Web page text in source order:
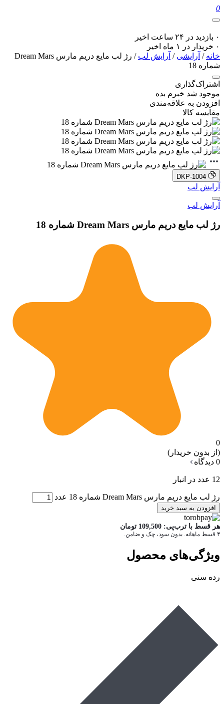
0
۰ بازدید در ۲۴ ساعت اخیر
۰ خریدار در ۱ ماه اخیر
خانه / آرایشی / آرایش لب
/ رژ لب مایع دریم مارس Dream Mars
شماره 18
اشتراک‌گذاری
موجود شد خبرم بده
افزودن به علاقه‌مندی
مقایسه کالا
DKP-1004
آرایش لب
آرایش لب
رژ لب مایع دریم مارس Dream Mars شماره 18
0
(از بدون خریدار)
0 دیدگاه
12 عدد در انبار
رژ لب مایع دریم مارس Dream Mars شماره 18 عدد
افزودن به سبد خرید
هر قسط با ترب‌پی: 109,500 تومان
۴ قسط ماهانه. بدون سود، چک و ضامن.
ویژگی‌های محصول
رده سنی